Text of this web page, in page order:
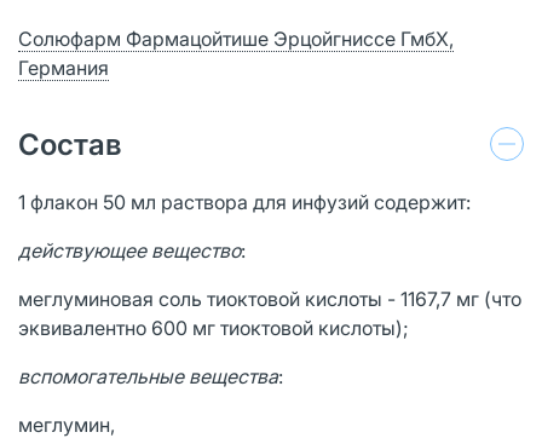
Солюфарм Фармацойтише Эрцойгниссе ГмбХ,
Германия
Состав
1 флакон 50 мл раствора для инфузий содержит:
действующее вещество:
меглуминовая соль тиоктовой кислоты - 1167,7 мг (что
эквивалентно 600 мг тиоктовой кислоты);
вспомогательные вещества:
меглумин,